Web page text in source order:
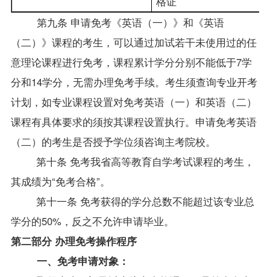
第九条 申请免考《英语（一）》和《英语
（二）》课程的考生，可以通过加试若干未使用过的任
意理论课程进行免考，课程累计学分分别不能低于7学
分和14学分，无需办理免考手续。考生须查询专业开考
计划，如专业课程设置对免考英语（一）和英语（二）
课程有具体要求的须按其课程设置执行。申请免考英语
（二）的考生是否授予学位须咨询主考院校。
第十条 免考我省高等教育自学考试课程的考生，
其成绩为“免考合格”。
第十一条 免考获得的学分总数不能超过该专业总
学分的50%，反之不允许申请毕业。
第二部分 办理免考操作程序
一、免考申请对象：